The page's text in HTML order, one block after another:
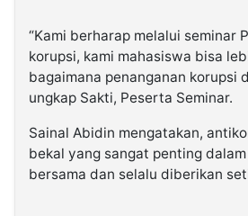
“Kami berharap melalui seminar
korupsi, kami mahasiswa bisa
bagaimana penanganan korupsi
ungkap Sakti, Peserta Seminar.
Sainal Abidin mengatakan,
bekal yang sangat penting
bersama dan selalu diberikan